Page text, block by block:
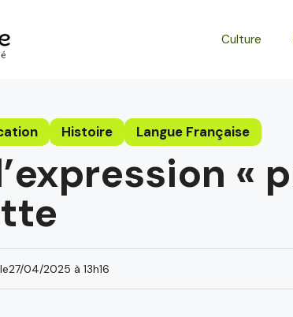
Culture
Histoire Langue Française
«
27/04/2025 à 13h16